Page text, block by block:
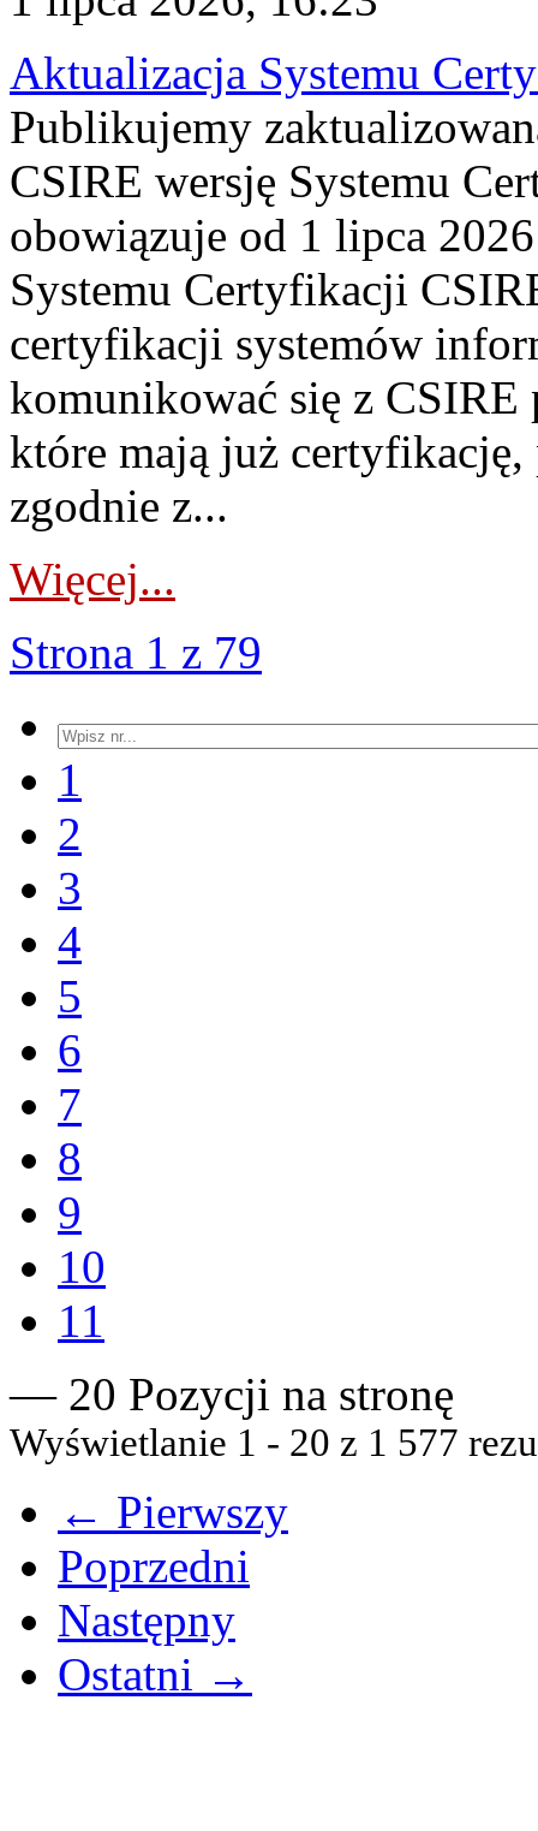
Aktualizacja Systemu
Publikujemy
CSIRE wersję Systemu
obowiązuje od 1 lipca
Systemu Certyfikacji
certyfikacji systemów
komunikować się z
które mają już
zgodnie z...
Więcej...
Strona 1 z 79
1
2
3
4
5
6
7
8
9
10
11
— 20 Pozycji na stronę
Wyświetlanie 1 - 20 z 1 577
← Pierwszy
Poprzedni
Następny
Ostatni →